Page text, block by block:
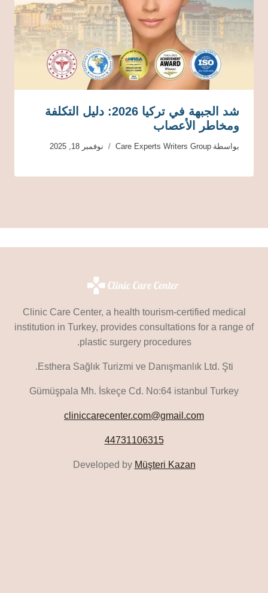
شد الجبهة في تركيا 2026: دليل التكلفة
ومخاطر الأعصاب
بواسطة Care Experts Writers Group نوفمبر 18, 2025
Clinic Care Center, a health tourism-certified medical
institution in Turkey, provides consultations for a range of
plastic surgery procedures.
Esthera Sağlık Turizmi ve Danışmanlık Ltd. Şti.
Gümüşpala Mh. İskeçe Cd. No:64 istanbul Turkey
cliniccarecenter.com@gmail.com
44731106315
Developed by Müşteri Kazan